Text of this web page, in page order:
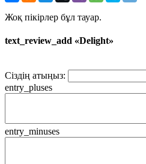
Жоқ пікірлер бұл тауар.
text_review_add «Delight»
Сіздің атыңыз:
entry_pluses
entry_minuses